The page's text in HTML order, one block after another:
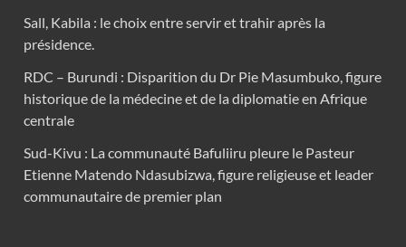
Sall, Kabila : le choix entre servir et trahir après la
présidence.
RDC – Burundi : Disparition du Dr Pie Masumbuko, figure
historique de la médecine et de la diplomatie en Afrique
centrale
Sud-Kivu : La communauté Bafuliiru pleure le Pasteur
Etienne Matendo Ndasubizwa, figure religieuse et leader
communautaire de premier plan